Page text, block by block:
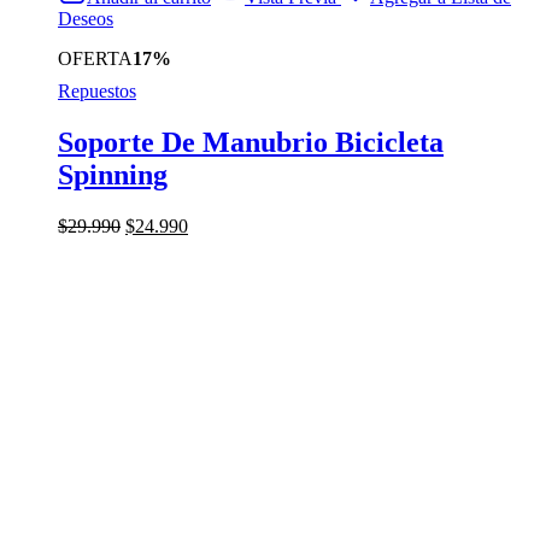
OFERTA17%
Deseos
Repuestos
Soporte De Manubrio Bicicleta
Spinning
$29.990 El
$24.990El